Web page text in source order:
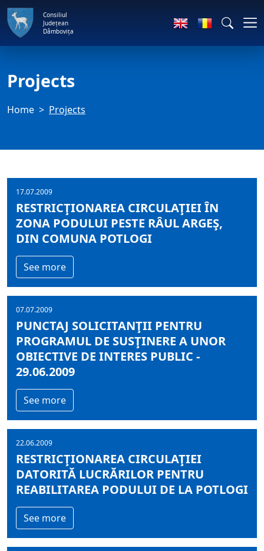
Consiliul
Județean
Dâmbovița
Projects
Home Projects
17.07.2009
RESTRICŢIONAREA CIRCULAŢIEI ÎN
ZONA PODULUI PESTE RÂUL ARGEŞ,
DIN COMUNA POTLOGI
See more
07.07.2009
PUNCTAJ SOLICITANŢII PENTRU
PROGRAMUL DE SUSŢINERE A UNOR
OBIECTIVE DE INTERES PUBLIC -
29.06.2009
See more
22.06.2009
RESTRICŢIONAREA CIRCULAŢIEI
DATORITĂ LUCRĂRILOR PENTRU
REABILITAREA PODULUI DE LA POTLOGI
See more